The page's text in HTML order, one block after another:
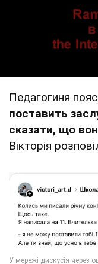
Педагогиня
поставить
сказати, що
Вікторія